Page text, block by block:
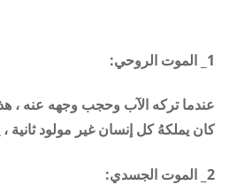
1_ الموت الروحي:
عندما تركه الآب وحجب وجهه عنه ،
كان يملكهُ كل إنسان غير مولود
2_ الموت الجسدي: